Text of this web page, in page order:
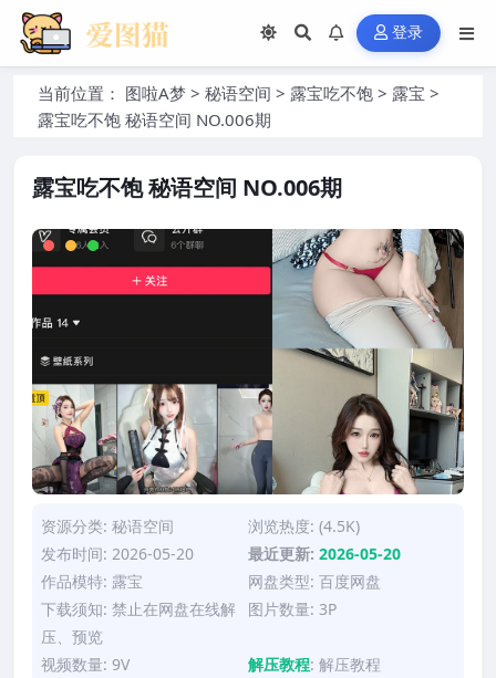
登录
当前位置： 图啦A梦 > 秘语空间 > 露宝吃不饱 > 露宝 >
露宝吃不饱 秘语空间 NO.006期
露宝吃不饱 秘语空间 NO.006期
资源分类: 秘语空间
浏览热度: (4.5K)
发布时间: 2026-05-20
最近更新: 2026-05-20
作品模特: 露宝
网盘类型: 百度网盘
下载须知: 禁止在网盘在线解
压、预览
图片数量: 3P
视频数量: 9V 解压教程: 解压教程